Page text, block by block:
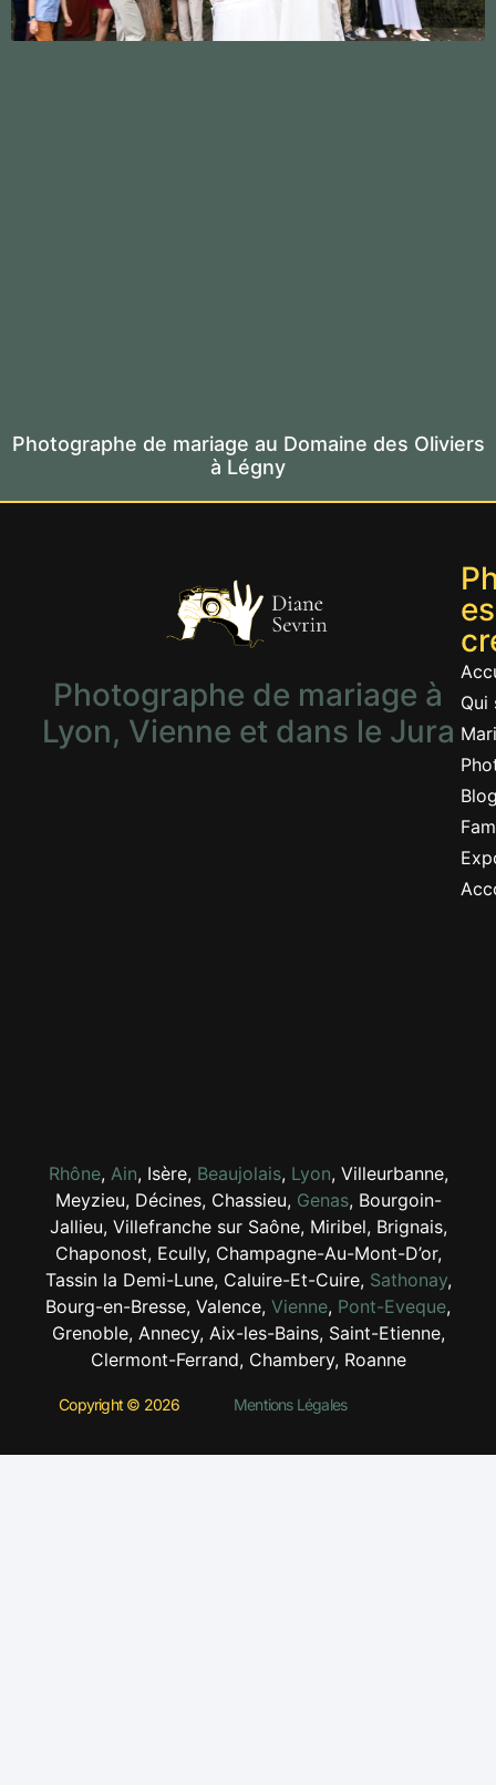
Photographe de mariage au Domaine des Oliviers
à Légny
Photographe de mariage à
Lyon, Vienne et dans le Jura
Qui
Rhône, Ain, Isère, Beaujolais, Lyon, Villeurbanne,
Meyzieu, Décines, Chassieu, Genas, Bourgoin-
Jallieu, Villefranche sur Saône, Miribel, Brignais,
Chaponost, Ecully, Champagne-Au-Mont-D’or,
Tassin la Demi-Lune, Caluire-Et-Cuire, Sathonay,
Bourg-en-Bresse, Valence, Vienne, Pont-Eveque,
Grenoble, Annecy, Aix-les-Bains, Saint-Etienne,
Clermont-Ferrand, Chambery, Roanne
Copyright © 2026 Mentions Légales